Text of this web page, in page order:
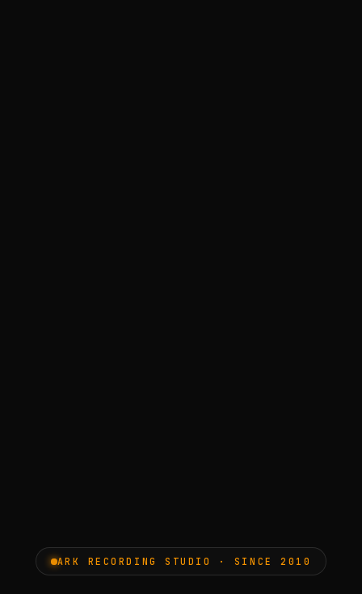
ARK RECORDING STUDIO · SINCE 2010